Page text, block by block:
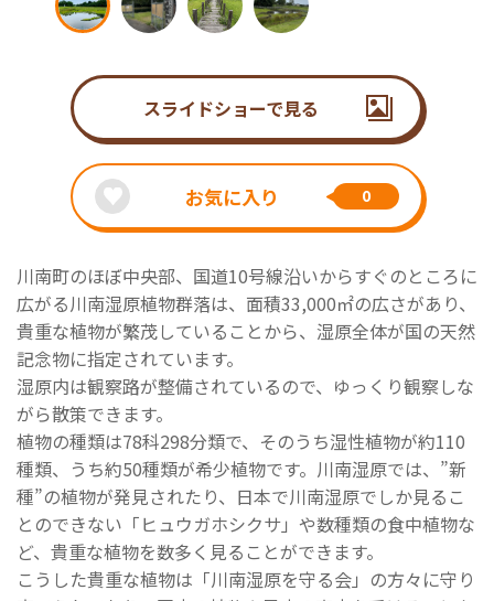
スライドショーで見る
お気に入り 0
川南町のほぼ中央部、国道10号線沿いからすぐのところに
広がる川南湿原植物群落は、面積33,000㎡の広さがあり、
貴重な植物が繁茂していることから、湿原全体が国の天然
記念物に指定されています。
湿原内は観察路が整備されているので、ゆっくり観察しな
がら散策できます。
植物の種類は78科298分類で、そのうち湿性植物が約110
種類、うち約50種類が希少植物です。川南湿原では、”新
種”の植物が発見されたり、日本で川南湿原でしか見るこ
とのできない「ヒュウガホシクサ」や数種類の食中植物な
ど、貴重な植物を数多く見ることができます。
こうした貴重な植物は「川南湿原を守る会」の方々に守り